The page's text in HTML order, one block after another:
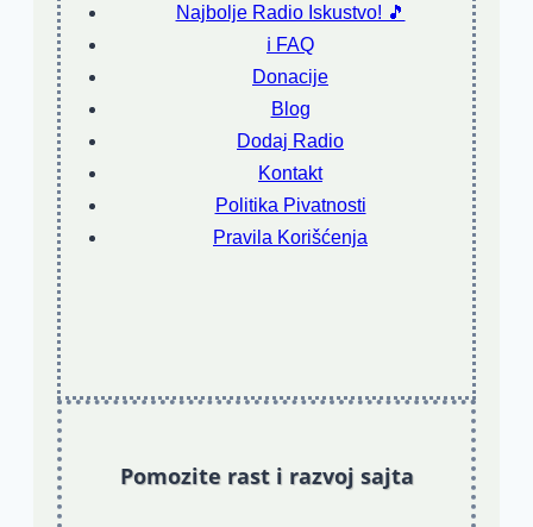
Najbolje Radio Iskustvo! 🎵
ℹ️ FAQ
Donacije
Blog
Dodaj Radio
Kontakt
Politika Pivatnosti
Pravila Korišćenja
Pomozite rast i razvoj sajta